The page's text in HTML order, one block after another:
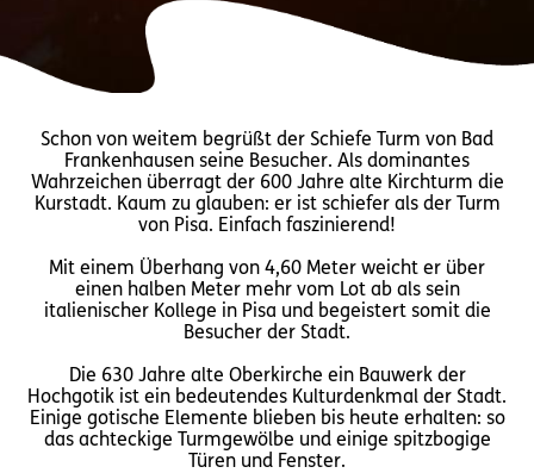
Schon von weitem begrüßt der Schiefe Turm von Bad
Frankenhausen seine Besucher. Als dominantes
Wahrzeichen überragt der 600 Jahre alte Kirchturm die
Kurstadt. Kaum zu glauben: er ist schiefer als der Turm
von Pisa. Einfach faszinierend!
Mit einem Überhang von 4,60 Meter weicht er über
einen halben Meter mehr vom Lot ab als sein
italienischer Kollege in Pisa und begeistert somit die
Besucher der Stadt.
Die 630 Jahre alte Oberkirche ein Bauwerk der
Hochgotik ist ein bedeutendes Kulturdenkmal der Stadt.
Einige gotische Elemente blieben bis heute erhalten: so
das achteckige Turmgewölbe und einige spitzbogige
Türen und Fenster.